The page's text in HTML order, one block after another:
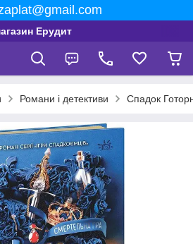
Ерудит
Романи і детективи Спадок